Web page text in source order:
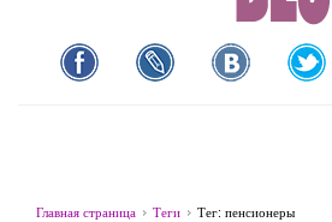
Главная страница Теги Тег: пенсионеры